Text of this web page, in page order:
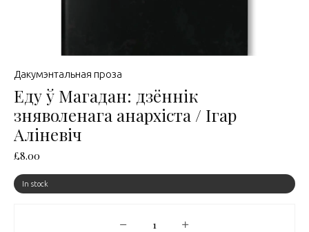
Дакумэнтальная проза
Еду ў Магадан: дзённік
зняволенага анархіста / Ігар
Аліневіч
£8.00
In stock